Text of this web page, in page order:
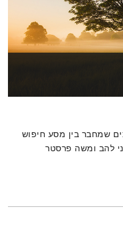
שמחבר בין מסע חיפוש
להב ומשה פרסטר